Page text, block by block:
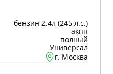
бензин 2.4л (245 л.с.)
акпп
полный
Универсал
г. Москва